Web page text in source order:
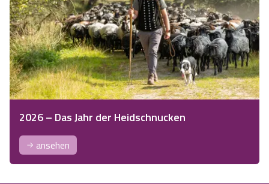
2026 – Das Jahr der Heidschnucken
ansehen